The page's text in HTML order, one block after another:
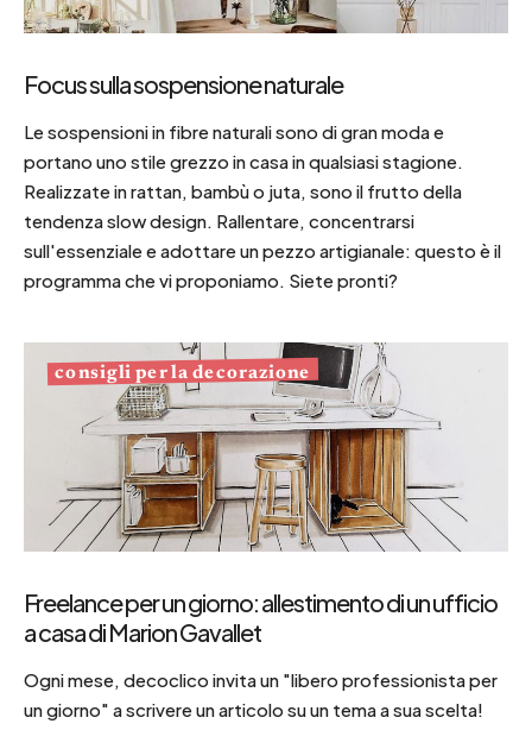
Focus sulla sospensione naturale
Le sospensioni in fibre naturali sono di gran moda e
portano uno stile grezzo in casa in qualsiasi stagione.
Realizzate in rattan, bambù o juta, sono il frutto della
tendenza slow design. Rallentare, concentrarsi
sull'essenziale e adottare un pezzo artigianale: questo è il
programma che vi proponiamo. Siete pronti?
consigli per la decorazione
Freelance per un giorno: allestimento di un ufficio
a casa di Marion Gavallet
Ogni mese, decoclico invita un "libero professionista per
un giorno" a scrivere un articolo su un tema a sua scelta!